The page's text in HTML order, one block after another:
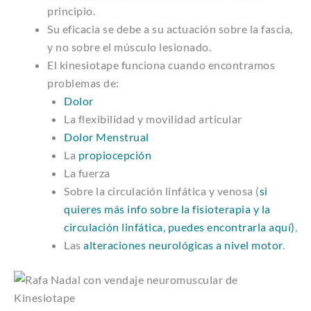
principio.
Su eficacia se debe a su actuación sobre la fascia,
y no sobre el músculo lesionado.
El kinesiotape funciona cuando encontramos
problemas de:
Dolor
La flexibilidad y movilidad articular
Dolor Menstrual
La propiocepción
La fuerza
Sobre la circulación linfática y venosa (si
quieres más info sobre la fisioterapia y la
circulación linfática, puedes encontrarla aquí),
Las alteraciones neurológicas a nivel motor.